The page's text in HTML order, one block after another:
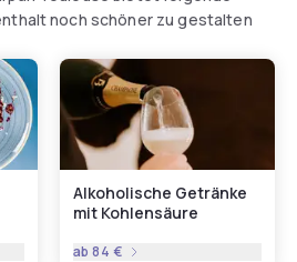
noch schöner zu gestalten
Alkoholische Getränke
mit Kohlensäure
ab84 €